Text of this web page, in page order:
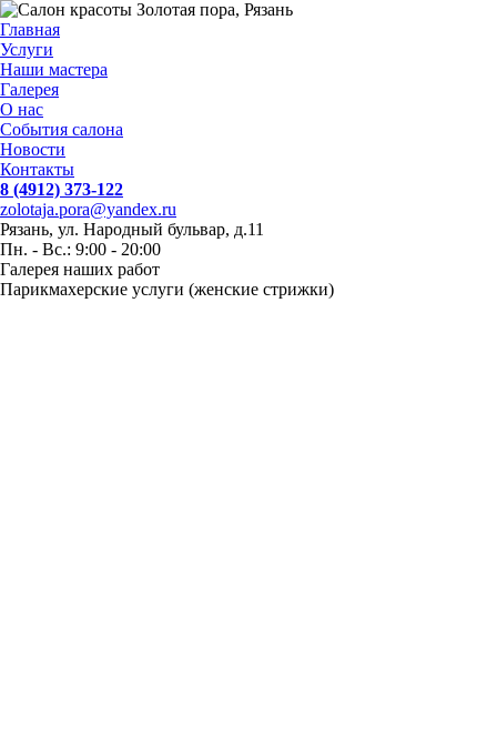
Главная
Услуги
Наши мастера
Галерея
О нас
События салона
Новости
Контакты
8 (4912) 373-122
zolotaja.pora@yandex.ru
Рязань, ул. Народный бульвар, д.11
Пн. - Вс.: 9:00 - 20:00
Галерея наших работ
Парикмахерские услуги (женские стрижки)